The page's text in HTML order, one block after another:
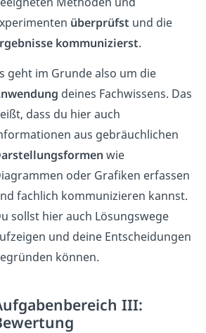
überprüfst und die
kommunizierst.
geht im Grunde also um die
deines Fachwissens. Das
dass du hier auch
aus gebräuchlichen
wie
oder Grafiken erfassen
fachlich kommunizieren kannst.
sollst hier auch Lösungswege
und deine Entscheidungen
können.
III: